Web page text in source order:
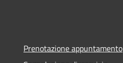
Prenotazione appuntamento